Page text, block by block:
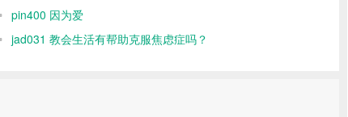
pin400 因为爱
jad031 教会生活有帮助克服焦虑症吗？